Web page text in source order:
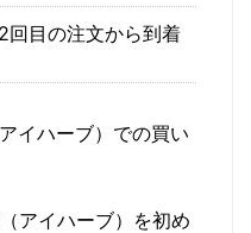
目の注文から到着
イハーブ）での買い
アイハーブ）を初め